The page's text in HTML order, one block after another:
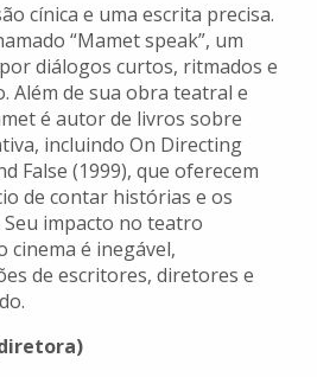
cínica e uma escrita precisa.
“Mamet speak”, um
diálogos curtos, ritmados e
Além de sua obra teatral e
é autor de livros sobre
incluindo On Directing
False (1999), que oferecem
de contar histórias e os
impacto no teatro
cinema é inegável,
de escritores, diretores e